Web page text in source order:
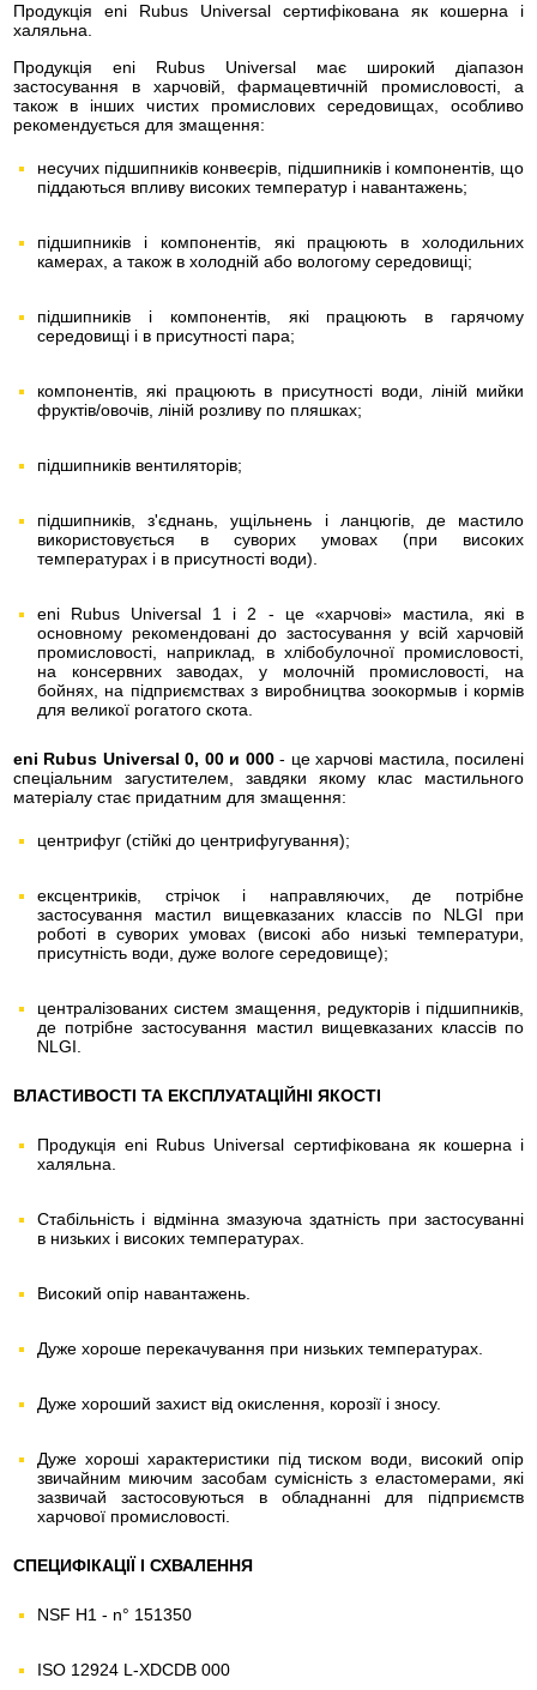
Продукція eni Rubus Universal сертифікована як кошерна і
халяльна.
Продукція eni Rubus Universal має широкий діапазон
застосування в харчовій, фармацевтичній промисловості, а
також в інших чистих промислових середовищах, особливо
рекомендується для змащення:
несучих підшипників конвеєрів, підшипників і компонентів, що
піддаються впливу високих температур і навантажень;
підшипників і компонентів, які працюють в холодильних
камерах, а також в холодній або вологому середовищі;
підшипників і компонентів, які працюють в гарячому
середовищі і в присутності пара;
компонентів, які працюють в присутності води, ліній мийки
фруктів/овочів, ліній розливу по пляшках;
підшипників вентиляторів;
підшипників, з'єднань, ущільнень і ланцюгів, де мастило
використовується в суворих умовах (при високих
температурах і в присутності води).
eni Rubus Universal 1 і 2 - це «харчові» мастила, які в
основному рекомендовані до застосування у всій харчовій
промисловості, наприклад, в хлібобулочної промисловості,
на консервних заводах, у молочній промисловості, на
бойнях, на підприємствах з виробництва зоокормыв і кормів
для великої рогатого скота.
eni Rubus Universal 0, 00 и 000- це харчові мастила, посилені
спеціальним загустителем, завдяки якому клас мастильного
матеріалу стає придатним для змащення:
центрифуг (стійкі до центрифугування);
ексцентриків, стрічок і направляючих, де потрібне
застосування мастил вищевказаних классів по NLGI при
роботі в суворих умовах (високі або низькі температури,
присутність води, дуже вологе середовище);
централізованих систем змащення, редукторів і підшипників,
де потрібне застосування мастил вищевказаних классів по
NLGI.
ВЛАСТИВОСТІ ТА ЕКСПЛУАТАЦІЙНІ ЯКОСТІ
Продукція eni Rubus Universal сертифікована як кошерна і
халяльна.
Стабільність і відмінна змазуюча здатність при застосуванні
в низьких і високих температурах.
Високий опір навантажень.
Дуже хороше перекачування при низьких температурах.
Дуже хороший захист від окислення, корозії і зносу.
Дуже хороші характеристики під тиском води, високий опір
звичайним миючим засобам сумісність з еластомерами, які
зазвичай застосовуються в обладнанні для підприємств
харчової промисловості.
СПЕЦИФІКАЦІЇ І СХВАЛЕННЯ
NSF H1 - n° 151350
ISO 12924 L-XDCDB 000